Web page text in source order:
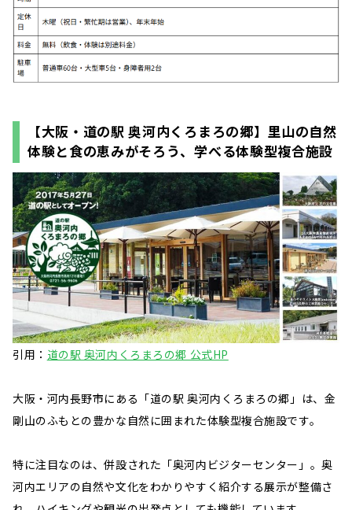
【大阪・道の駅 奥河内くろまろの郷】里山の自然
体験と食の恵みがそろう、学べる体験型複合施設
引用： 道の駅 奥河内くろまろの郷 公式HP
大阪・河内長野市にある「道の駅 奥河内くろまろの郷」は、金
剛山のふもとの豊かな自然に囲まれた体験型複合施設です。
特に注目なのは、併設された「奥河内ビジターセンター」。奥
河内エリアの自然や文化をわかりやすく紹介する展示が整備さ